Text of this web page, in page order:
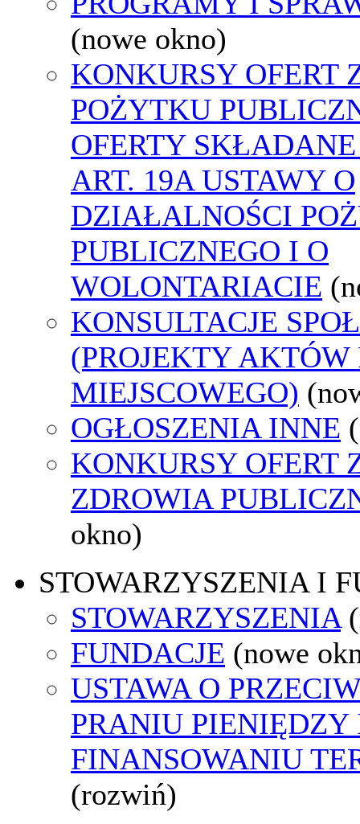
(nowe okno)
KONKURSY OFERT
POŻYTKU
OFERTY
ART. 19A USTAWY O
DZIAŁALNOŚCI
PUBLICZNEGO I O
WOLONTARIACIE
KONSULTACJE
(PROJEKTY AKTÓW
MIEJSCOWEGO)
OGŁOSZENIA INNE
KONKURSY OFERT
ZDROWIA
okno)
STOWARZYSZENIA I
STOWARZYSZENIA
FUNDACJE (nowe
USTAWA O
PRANIU PIENIĘDZY
FINANSOWANIU
(rozwiń)